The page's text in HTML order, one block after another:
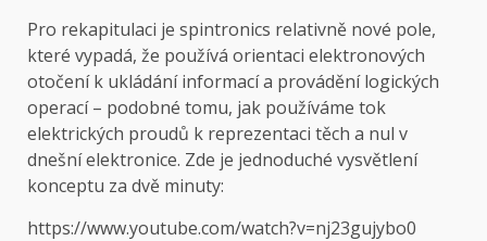
Pro rekapitulaci je spintronics relativně nové pole,
které vypadá, že používá orientaci elektronových
otočení k ukládání informací a provádění logických
operací – podobné tomu, jak používáme tok
elektrických proudů k reprezentaci těch a nul v
dnešní elektronice. Zde je jednoduché vysvětlení
konceptu za dvě minuty:
https://www.youtube.com/watch?v=nj23gujybo0